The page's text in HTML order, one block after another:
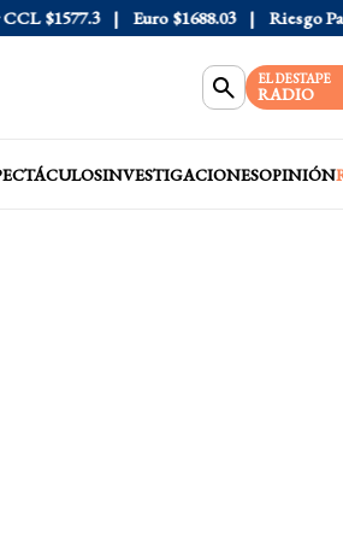
$1577.3 Euro $1688.03 Riesgo País
EL DESTAPE
RADIO
INVESTIGACIONESOPINIÓN